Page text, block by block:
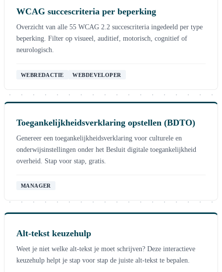
WCAG succescriteria per beperking
Overzicht van alle 55 WCAG 2.2 succescriteria ingedeeld per type
beperking. Filter op visueel, auditief, motorisch, cognitief of
neurologisch.
WEBREDACTIE WEBDEVELOPER
Toegankelijkheidsverklaring opstellen (BDTO)
Genereer een toegankelijkheidsverklaring voor culturele en
onderwijsinstellingen onder het Besluit digitale toegankelijkheid
overheid. Stap voor stap, gratis.
MANAGER
Alt-tekst keuzehulp
Weet je niet welke alt-tekst je moet schrijven? Deze interactieve
keuzehulp helpt je stap voor stap de juiste alt-tekst te bepalen.